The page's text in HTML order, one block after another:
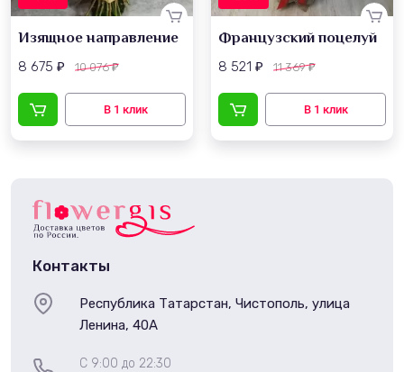
Изящное направление
8 675 ₽ 10 076₽
Французский поцелуй
8 521 ₽ 11 369₽
Контакты
С 9:00 до 22:30
Республика Татарстан, Чистополь, улица
Ленина, 40А